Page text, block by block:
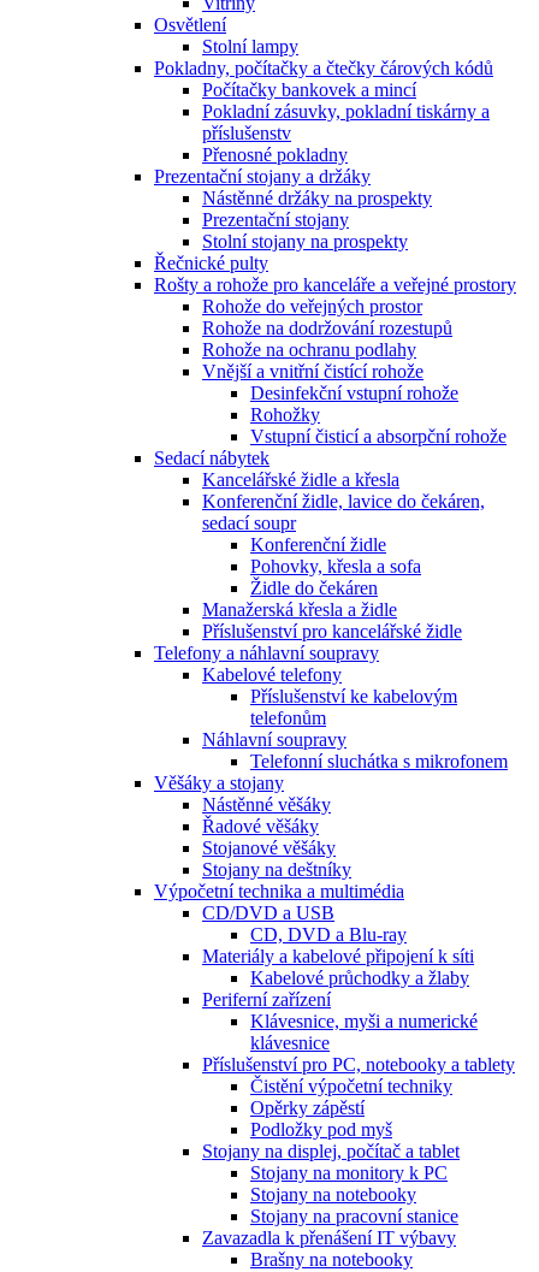
Osvětlení
Stolní lampy
Pokladny, počítačky a čtečky čárových kódů
Počítačky bankovek a mincí
Pokladní zásuvky, pokladní tiskárny a
příslušenstv
Přenosné pokladny
Prezentační stojany a držáky
Nástěnné držáky na prospekty
Prezentační stojany
Stolní stojany na prospekty
Řečnické pulty
Rošty a rohože pro kanceláře a veřejné prostory
Rohože do veřejných prostor
Rohože na dodržování rozestupů
Rohože na ochranu podlahy
Vnější a vnitřní čistící rohože
Desinfekční vstupní rohože
Rohožky
Vstupní čisticí a absorpční rohože
Sedací nábytek
Kancelářské židle a křesla
Konferenční židle, lavice do čekáren,
sedací soupr
Konferenční židle
Pohovky, křesla a sofa
Židle do čekáren
Manažerská křesla a židle
Příslušenství pro kancelářské židle
Telefony a náhlavní soupravy
Kabelové telefony
Příslušenství ke kabelovým
telefonům
Náhlavní soupravy
Telefonní sluchátka s mikrofonem
Věšáky a stojany
Nástěnné věšáky
Řadové věšáky
Stojanové věšáky
Stojany na deštníky
Výpočetní technika a multimédia
CD/DVD a USB
CD, DVD a Blu-ray
Materiály a kabelové připojení k síti
Kabelové průchodky a žlaby
Periferní zařízení
Klávesnice, myši a numerické
klávesnice
Příslušenství pro PC, notebooky a tablety
Čistění výpočetní techniky
Opěrky zápěstí
Podložky pod myš
Stojany na displej, počítač a tablet
Stojany na monitory k PC
Stojany na notebooky
Stojany na pracovní stanice
Zavazadla k přenášení IT výbavy
Brašny na notebooky